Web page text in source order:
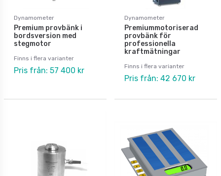
Dynamometer
Premium provbänk i
bordsversion med
stegmotor
Finns i flera varianter
Pris från: 57 400 kr
Dynamometer
Premiummotoriserad
provbänk för
professionella
kraftmätningar
Finns i flera varianter
Pris från: 42 670 kr